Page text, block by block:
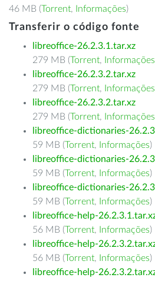
46 MB (Torrent, Informações)
Transferir o código fonte
libreoffice-26.2.3.1.tar.xz
279 MB (Torrent, Informações
libreoffice-26.2.3.2.tar.xz
279 MB (Torrent, Informações
libreoffice-26.2.3.2.tar.xz
279 MB (Torrent, Informações
libreoffice-dictionaries-
59 MB (Torrent, Informações)
libreoffice-dictionaries-
59 MB (Torrent, Informações)
libreoffice-dictionaries-
59 MB (Torrent, Informações)
libreoffice-help-
56 MB (Torrent, Informações)
libreoffice-help-
56 MB (Torrent, Informações)
libreoffice-help-